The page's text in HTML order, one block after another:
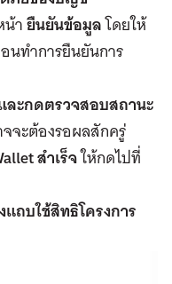
น้ายืนยันข้อมูลโดยให้
นทําการยืนยันการ
ละกดตรวจสอบสถานะ
จะต้องรอผลสักครู่
สําเร็จให้กดไปที่
ถบใช้สิทธิโครงการ